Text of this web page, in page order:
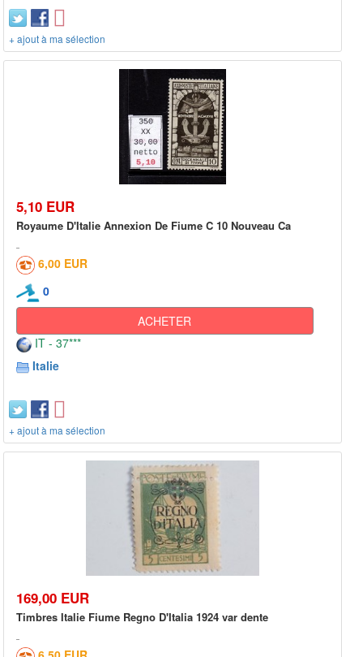
+ ajout à ma sélection
5,10 EUR
Royaume D'Italie Annexion De Fiume C 10 Nouveau Ca
6,00 EUR
0
ACHETER
IT - 37***
Italie
+ ajout à ma sélection
169,00 EUR
Timbres Italie Fiume Regno D'Italia 1924 var dente